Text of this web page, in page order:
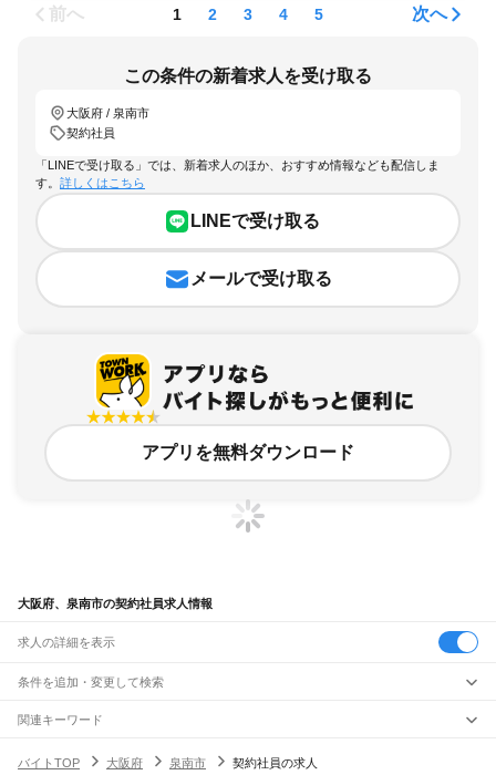
前へ 1 2 3 4 5 次へ
この条件の新着求人を受け取る
大阪府 / 泉南市
契約社員
「LINEで受け取る」では、新着求人のほか、おすすめ情報なども配信しま
す。 詳しくはこちら
LINEで受け取る
メールで受け取る
アプリを無料ダウンロード
大阪府、泉南市の契約社員求人情報
求人の詳細を表示
条件を追加・変更して検索
市区町村を追加・変更
大阪府すべて
駅を追加・変更
関連キーワード
大阪府 正社員 泉南イオン大阪府 泉南市 運転手
バイトTOP 大阪府 泉南市 契約社員の求人